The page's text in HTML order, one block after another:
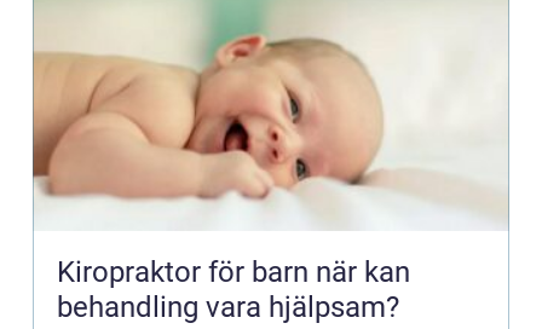
Kiropraktor för barn när kan
behandling vara hjälpsam?